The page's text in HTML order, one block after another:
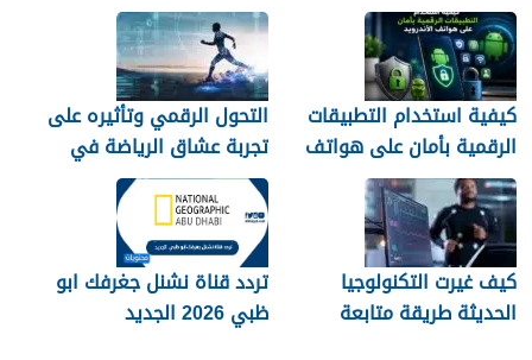
كيفية استخدام التطبيقات
الرقمية بأمان على هواتف
الأندرويد
التحول الرقمي وتأثيره على
تجربة عشاق الرياضة في
الجزائر
كيف غيرت التكنولوجيا
الحديثة طريقة متابعة
تردد قناة نشنل جغرفك ابو
ظبي 2026 الجديد